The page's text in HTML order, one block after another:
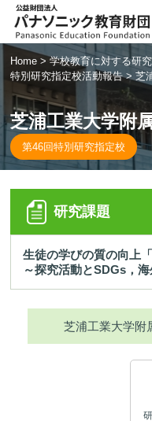
Home >学校教育に対する研
特別研究指定校活動報告>芝
芝浦工業大学附
第46回特別研究指定校
研究課題
生徒の学びの質の向上
～探究活動とSDGs，
芝浦工業大学附